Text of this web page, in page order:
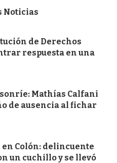
Noticias
de Derechos
respuesta en una
Mathías Calfani
de ausencia al fichar
Colón: delincuente
un cuchillo y se llevó